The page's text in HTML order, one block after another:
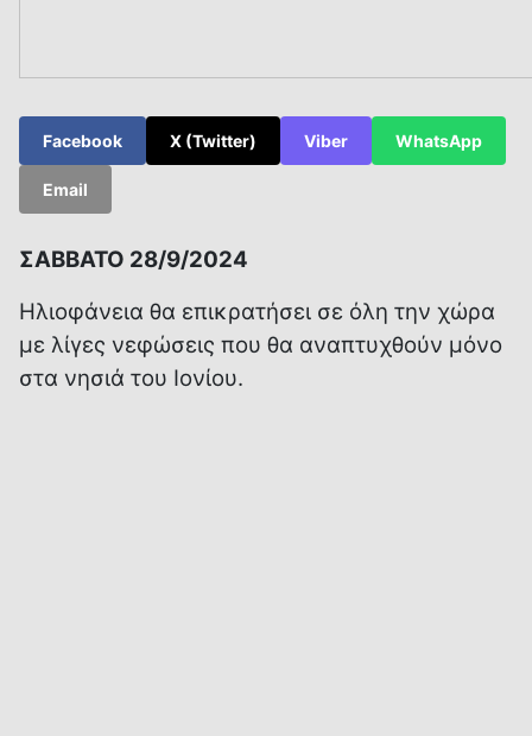
Facebook X (Twitter) Viber WhatsApp
Email
ΣΑΒΒΑΤΟ 28/9/2024
Ηλιοφάνεια θα επικρατήσει σε όλη την χώρα
με λίγες νεφώσεις που θα αναπτυχθούν μόνο
στα νησιά του Ιονίου.